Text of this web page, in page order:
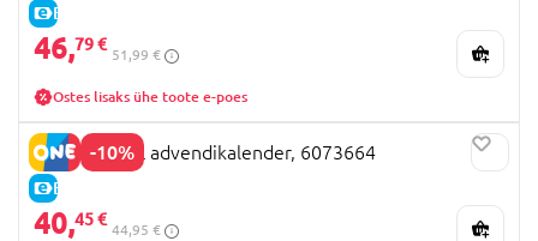
E-HIND
46,79 €
51,99 €
Ostes lisaks ühe toote e-poes
-10%
E-HIND
PAW PATROL advendikalender, 6073664
40,45 €
44,95 €